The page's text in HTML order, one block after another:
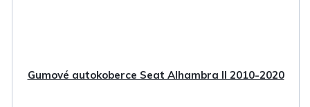
Gumové autokoberce Seat Alhambra II 2010-2020